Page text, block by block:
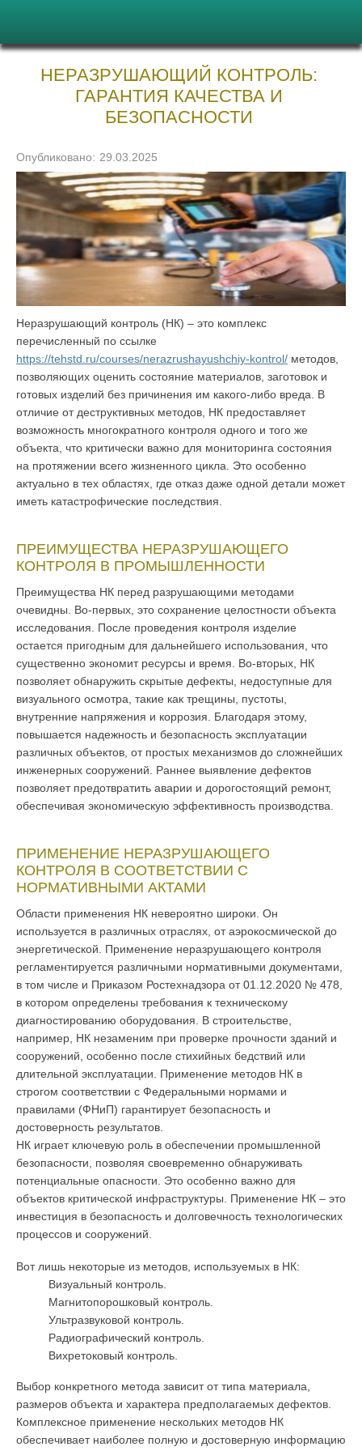
НЕРАЗРУШАЮЩИЙ КОНТРОЛЬ:
ГАРАНТИЯ КАЧЕСТВА И
БЕЗОПАСНОСТИ
Опубликовано: 29.03.2025
Неразрушающий контроль (НК) – это комплекс
перечисленный по ссылке
https://tehstd.ru/courses/nerazrushayushchiy-kontrol/ методов,
позволяющих оценить состояние материалов, заготовок и
готовых изделий без причинения им какого-либо вреда. В
отличие от деструктивных методов, НК предоставляет
возможность многократного контроля одного и того же
объекта, что критически важно для мониторинга состояния
на протяжении всего жизненного цикла. Это особенно
актуально в тех областях, где отказ даже одной детали может
иметь катастрофические последствия.
ПРЕИМУЩЕСТВА НЕРАЗРУШАЮЩЕГО
КОНТРОЛЯ В ПРОМЫШЛЕННОСТИ
Преимущества НК перед разрушающими методами
очевидны. Во-первых, это сохранение целостности объекта
исследования. После проведения контроля изделие
остается пригодным для дальнейшего использования, что
существенно экономит ресурсы и время. Во-вторых, НК
позволяет обнаружить скрытые дефекты, недоступные для
визуального осмотра, такие как трещины, пустоты,
внутренние напряжения и коррозия. Благодаря этому,
повышается надежность и безопасность эксплуатации
различных объектов, от простых механизмов до сложнейших
инженерных сооружений. Раннее выявление дефектов
позволяет предотвратить аварии и дорогостоящий ремонт,
обеспечивая экономическую эффективность производства.
ПРИМЕНЕНИЕ НЕРАЗРУШАЮЩЕГО
КОНТРОЛЯ В СООТВЕТСТВИИ С
НОРМАТИВНЫМИ АКТАМИ
Области применения НК невероятно широки. Он
используется в различных отраслях, от аэрокосмической до
энергетической. Применение неразрушающего контроля
регламентируется различными нормативными документами,
в том числе и Приказом Ростехнадзора от 01.12.2020 № 478,
в котором определены требования к техническому
диагностированию оборудования. В строительстве,
например, НК незаменим при проверке прочности зданий и
сооружений, особенно после стихийных бедствий или
длительной эксплуатации. Применение методов НК в
строгом соответствии с Федеральными нормами и
правилами (ФНиП) гарантирует безопасность и
достоверность результатов.
НК играет ключевую роль в обеспечении промышленной
безопасности, позволяя своевременно обнаруживать
потенциальные опасности. Это особенно важно для
объектов критической инфраструктуры. Применение НК – это
инвестиция в безопасность и долговечность технологических
процессов и сооружений.
Вот лишь некоторые из методов, используемых в НК:
Визуальный контроль.
Магнитопорошковый контроль.
Ультразвуковой контроль.
Радиографический контроль.
Вихретоковый контроль.
Выбор конкретного метода зависит от типа материала,
размеров объекта и характера предполагаемых дефектов.
Комплексное применение нескольких методов НК
обеспечивает наиболее полную и достоверную информацию